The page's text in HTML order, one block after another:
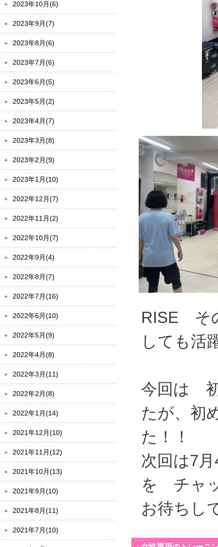
RISE そ
しても活
今回は
たが、初
た！！
次回は7
を チャ
お待ちし
2023年10月(6)
2023年9月(7)
2023年8月(6)
2023年7月(6)
2023年6月(5)
2023年5月(2)
2023年4月(7)
2023年3月(8)
2023年2月(9)
2023年1月(10)
2022年12月(7)
2022年11月(2)
2022年10月(7)
2022年9月(4)
2022年8月(7)
2022年7月(16)
2022年6月(10)
2022年5月(9)
2022年4月(8)
2022年3月(11)
2022年2月(8)
2022年1月(14)
2021年12月(10)
2021年11月(12)
2021年10月(13)
2021年9月(10)
2021年8月(11)
2021年7月(10)